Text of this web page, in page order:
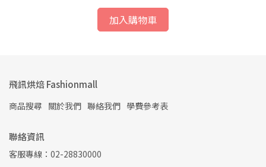
加入購物車
飛訊烘焙 Fashionmall
商品搜尋 關於我們 聯絡我們 學費參考表
聯絡資訊
客服專線：02-28830000